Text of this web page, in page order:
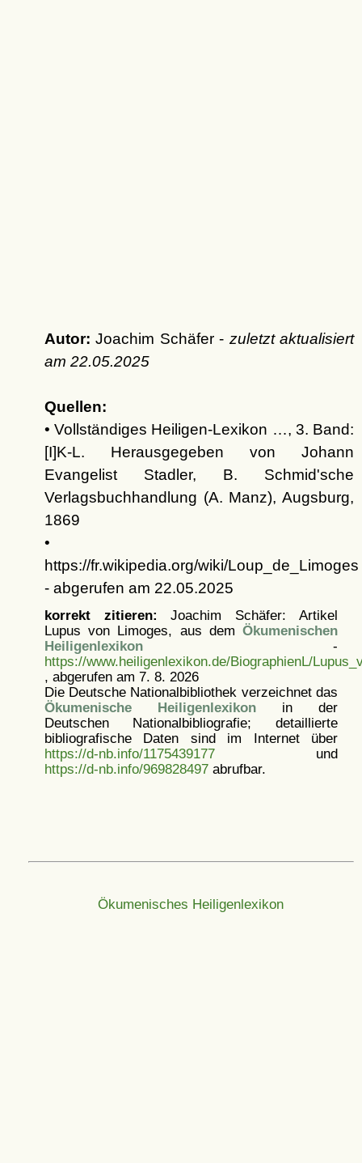
Autor: Joachim Schäfer - zuletzt aktualisiert
am 22.05.2025
Quellen:
• Vollständiges Heiligen-Lexikon …, 3. Band:
[I]K-L. Herausgegeben von Johann
Evangelist Stadler, B. Schmid'sche
Verlagsbuchhandlung (A. Manz), Augsburg,
1869
•
https://fr.wikipedia.org/wiki/Loup_de_Limoges
- abgerufen am 22.05.2025
korrekt zitieren: Joachim Schäfer: Artikel
Lupus von Limoges, aus dem Ökumenischen
Heiligenlexikon-
https://www.heiligenlexikon.de/BiographienL/
, abgerufen am 7. 8. 2026
Die Deutsche Nationalbibliothek verzeichnet das
Ökumenische Heiligenlexikonin der
Deutschen Nationalbibliografie; detaillierte
bibliografische Daten sind im Internet über
https://d-nb.info/1175439177und
https://d-nb.info/969828497abrufbar.
Ökumenisches Heiligenlexikon